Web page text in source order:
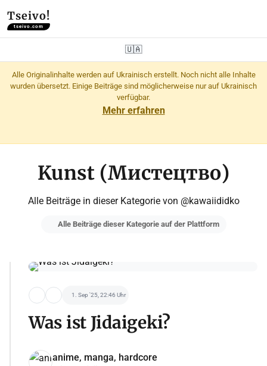
Tseivo!
tseivo.com
🇺🇦
Alle Originalinhalte werden auf Ukrainisch erstellt. Noch nicht alle Inhalte
wurden übersetzt. Einige Beiträge sind möglicherweise nur auf Ukrainisch
verfügbar.
Mehr erfahren
Kunst (Мистецтво)
Alle Beiträge in dieser Kategorie von @kawaiididko
Alle Beiträge dieser Kategorie auf der Plattform
1. Sep '25, 22:46 Uhr
Was ist Jidaigeki?
anime, manga, hardcore